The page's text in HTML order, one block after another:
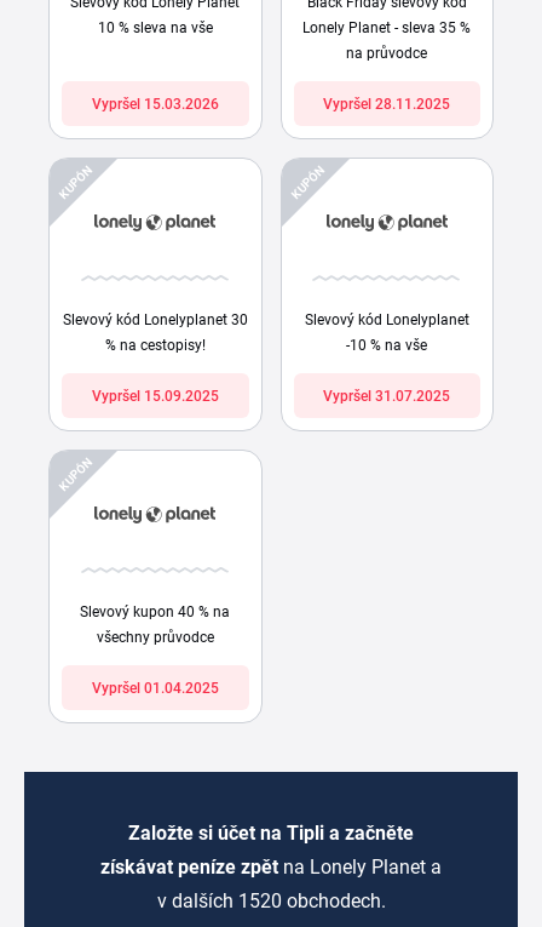
10 % sleva na vše
Vypršel 15.03.2026
Lonely Planet - sleva 35 %
na průvodce
Vypršel 28.11.2025
KUPÓN
Slevový kód Lonelyplanet 30
% na cestopisy!
Vypršel 15.09.2025
KUPÓN
Slevový kód Lonelyplanet
-10 % na vše
Vypršel 31.07.2025
KUPÓN
Slevový kupon 40 % na
všechny průvodce
Vypršel 01.04.2025
Založte si účet na Tipli a začněte
získávat peníze zpět na Lonely Planet a
v dalších 1520 obchodech.